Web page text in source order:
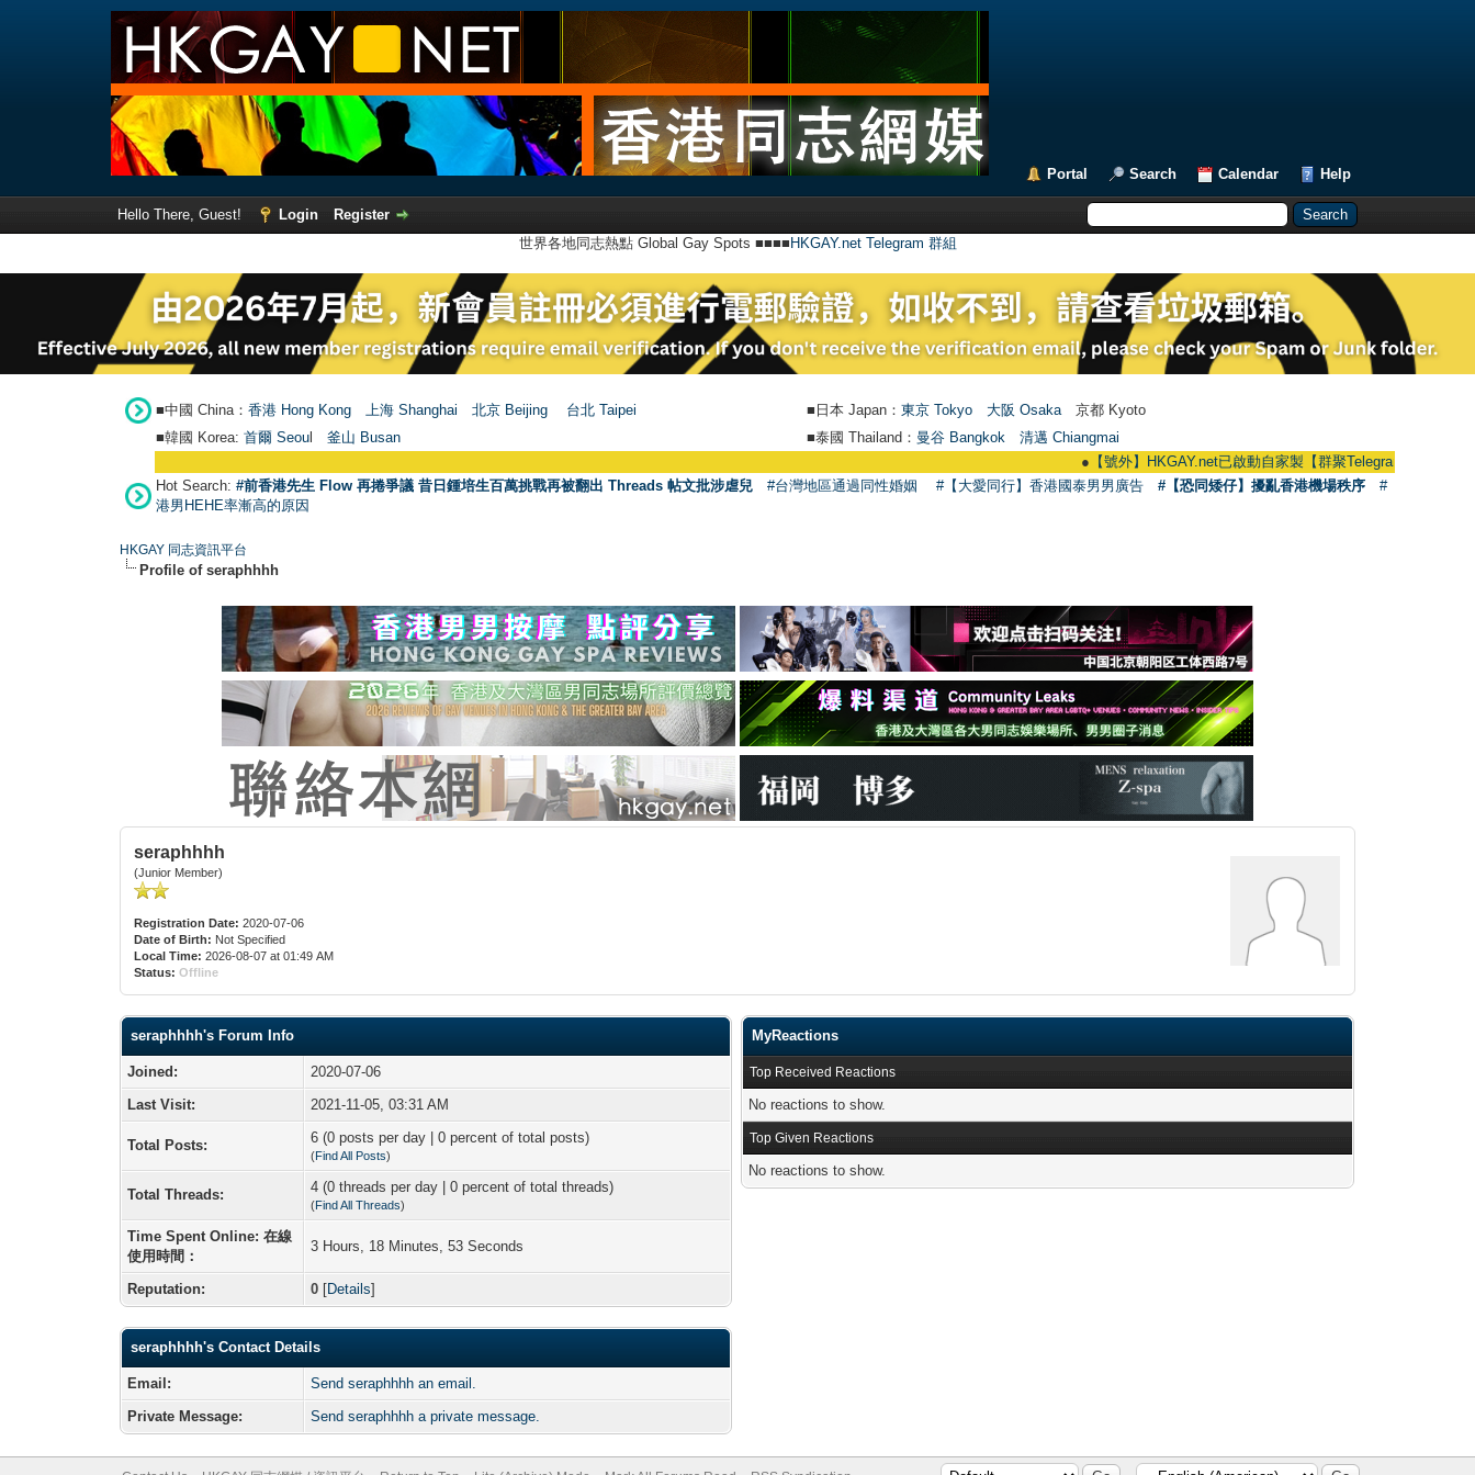
Portal Search Calendar Help
Hello There, Guest! Login
Register
世界各地同志熱點 Global Gay Spots ■■■■ HKGAY.net Telegram 群組
■中國 China： 香港 Hong Kong 上海 Shanghai 北京 Beijing 台北 Taipei ■日本 Japan： 東京 Tokyo 大阪 Osaka 京都 Kyoto
■韓國 Korea: 首爾 Seou 釜山 Busan ■泰國 Thailand： 曼谷 Bangkok
清邁 Chiangmai
【號外】HKGAY.net已啟動自家製【群聚Telegram群組】
Hot Search: #前香港先生 Flow 再捲爭議 昔日鍾培生百萬挑戰再被翻出 Threads 帖文批涉虐兒 #台灣地區通過同性婚姻 #【大愛同行】香港國泰男男廣告 #【恐同矮仔】擾亂香港機場秩序
#
港男HEHE率漸高的原因
HKGAY 同志資訊平台
Profile of seraphhhh
seraphhhh
(Junior Member)
Registration Date: 2020-07-06
Date of Birth: Not Specified
Local Time: 2026-08-07 at 01:49 AM
Status: Offline
seraphhhh's Forum Info
Joined:
2020-07-06
Last Visit:
2021-11-05, 03:31 AM
Total Posts: 6 (0 posts per day | 0 percent of total posts)
(Find All Posts)
Total Threads: 4 (0 threads per day | 0 percent of total threads)
(Find All Threads)
Time Spent Online: 在線
使用時間：
3 Hours, 18 Minutes, 53 Seconds
Reputation: 0 [Details]
seraphhhh's Contact Details
Email:
Send seraphhhh an email.
Private Message:
Send seraphhhh a private message.
MyReactions
Top Received Reactions
No reactions to show.
Top Given Reactions
No reactions to show.